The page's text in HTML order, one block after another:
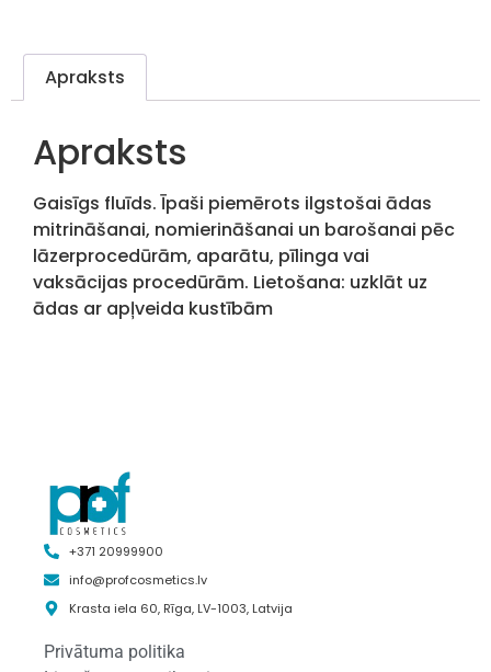
Apraksts
Apraksts
Gaisīgs fluīds. Īpaši piemērots ilgstošai ādas
mitrināšanai, nomierināšanai un barošanai pēc
lāzerprocedūrām, aparātu, pīlinga vai
vaksācijas procedūrām. Lietošana: uzklāt uz
ādas ar apļveida kustībām
+371 20999900
info@profcosmetics.lv
Krasta iela 60, Rīga, LV-1003, Latvija
Privātuma politika